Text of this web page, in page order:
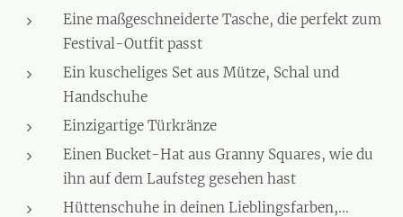
Eine maßgeschneiderte Tasche, die perfekt zum
Festival-Outfit passt
Ein kuscheliges Set aus Mütze, Schal und
Handschuhe
Einzigartige Türkränze
Einen Bucket-Hat aus Granny Squares, wie du
ihn auf dem Laufsteg gesehen hast
Hüttenschuhe in deinen Lieblingsfarben,...